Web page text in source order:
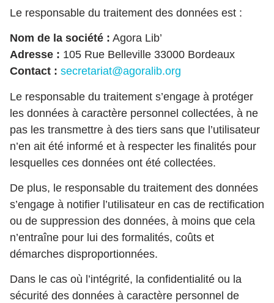
Le responsable du traitement des données est :
Nom de la société : Agora Lib’
Adresse : 105 Rue Belleville 33000 Bordeaux
Contact : secretariat@agoralib.org
Le responsable du traitement s’engage à protéger
les données à caractère personnel collectées, à ne
pas les transmettre à des tiers sans que l’utilisateur
n’en ait été informé et à respecter les finalités pour
lesquelles ces données ont été collectées.
De plus, le responsable du traitement des données
s’engage à notifier l’utilisateur en cas de rectification
ou de suppression des données, à moins que cela
n’entraîne pour lui des formalités, coûts et
démarches disproportionnées.
Dans le cas où l’intégrité, la confidentialité ou la
sécurité des données à caractère personnel de